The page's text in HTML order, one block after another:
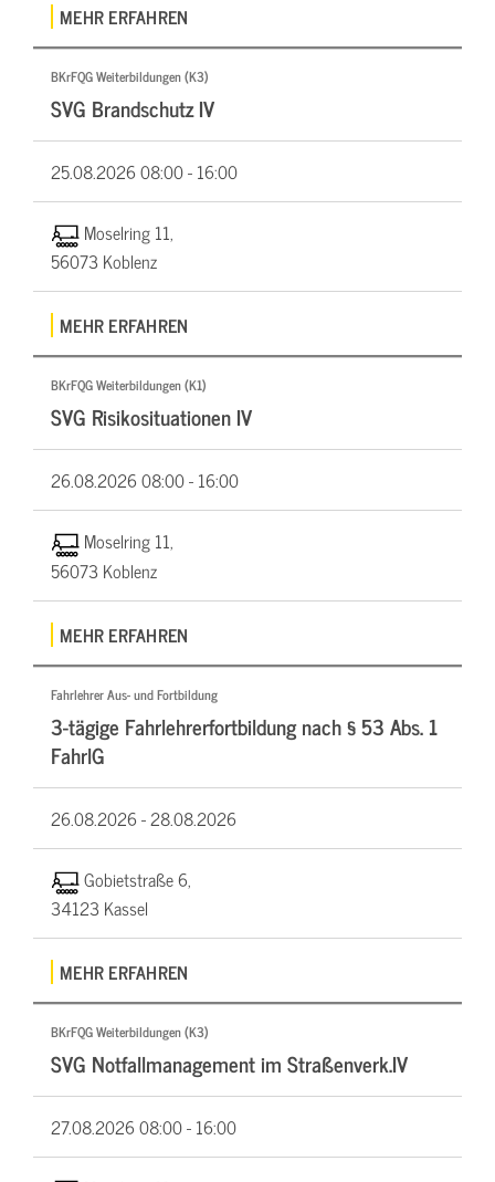
MEHR ERFAHREN
BKrFQG Weiterbildungen (K3)
SVG Brandschutz IV
25.08.202608:00 - 16:00
Moselring 11,
56073 Koblenz
MEHR ERFAHREN
BKrFQG Weiterbildungen (K1)
SVG Risikosituationen IV
26.08.202608:00 - 16:00
Moselring 11,
56073 Koblenz
MEHR ERFAHREN
Fahrlehrer Aus- und Fortbildung
3-tägige Fahrlehrerfortbildung nach § 53 Abs. 1
FahrlG
26.08.2026 -28.08.2026
Gobietstraße 6,
34123 Kassel
MEHR ERFAHREN
BKrFQG Weiterbildungen (K3)
SVG Notfallmanagement im Straßenverk.IV
27.08.202608:00 - 16:00